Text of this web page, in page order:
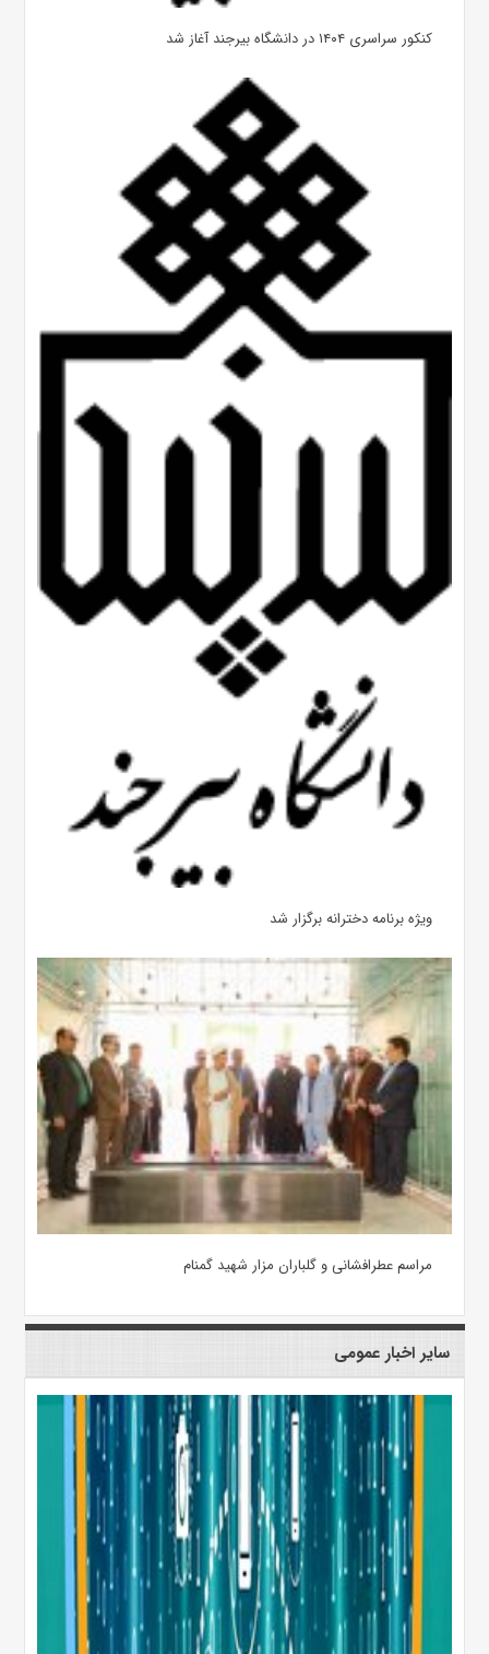
کنکور سراسری ۱۴۰۴ در دانشگاه بیرجند آغاز شد
ویژه برنامه دخترانه برگزار شد
مراسم عطرافشانی و گلباران مزار شهید گمنام
سایر اخبار عمومی